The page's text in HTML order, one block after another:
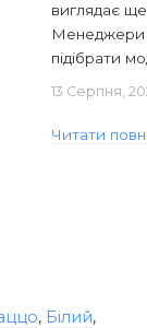
виглядає
Менеджери
підібрати
13 Серпня,
Читати
, Білий,